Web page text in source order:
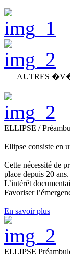
AUTRES
ELLIPSE /
Ellipse consiste en
Cette nécessité de
place depuis 20 ans.
L’intérêt
Favoriser
En savoir plus
ELLIPSE